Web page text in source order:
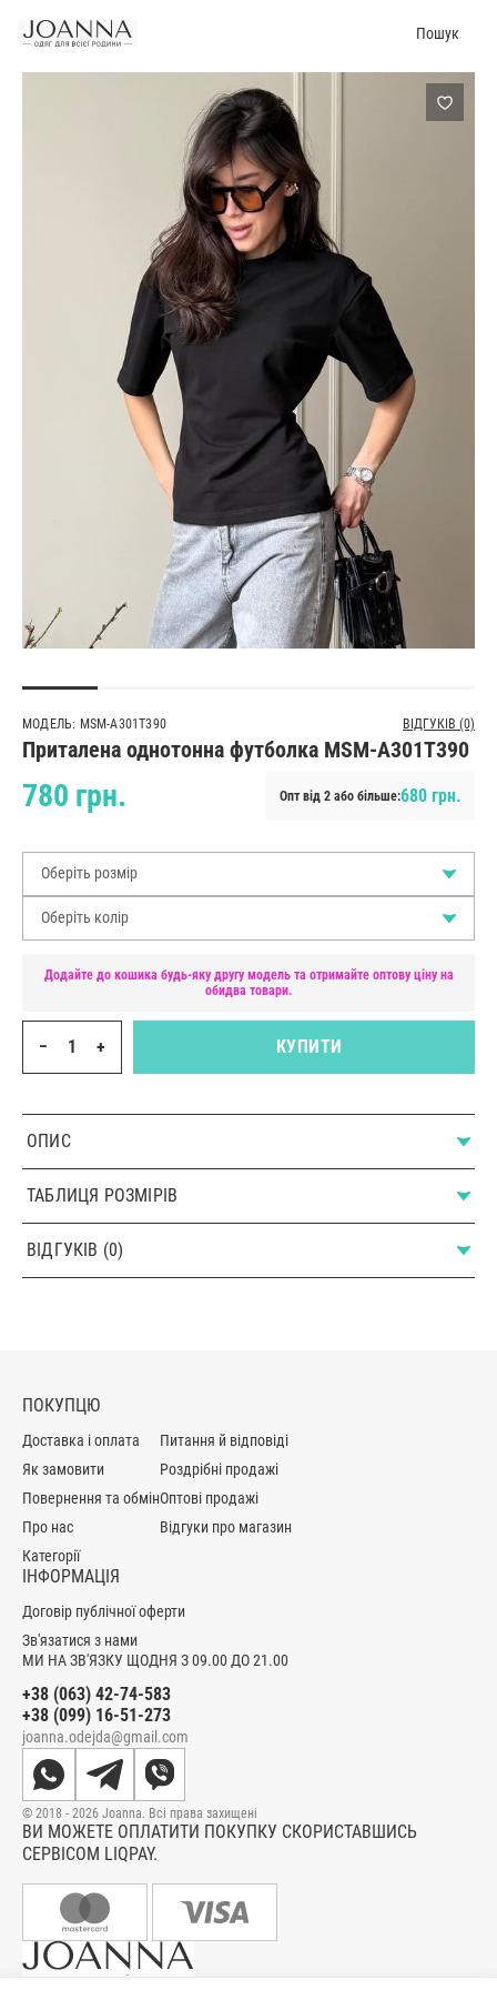
Пошук
МОДЕЛЬ: MSM-A301T390 ВІДГУКІВ (0)
Приталена однотонна футболка MSM-A301T390
780 грн. Опт від 2 або більше:680 грн.
Оберіть розмір
Оберіть колір
Додайте до кошика будь-яку другу модель та отримайте оптову ціну на
обидва товари.
− + КУПИТИ
ОПИС
ТАБЛИЦЯ РОЗМІРІВ
ВІДГУКІВ (0)
МИ НА ЗВ'ЯЗКУ ЩОДНЯ З 09.00 ДО 21.00
+38 (063) 42-74-583
+38 (099) 16-51-273
joanna.odejda@gmail.com
ПОКУПЦЮ
Доставка і оплата
Як замовити
Повернення та обмін
Про нас
Категорії
Питання й відповіді
Роздрібні продажі
Оптові продажі
Відгуки про магазин
ІНФОРМАЦІЯ
Договір публічної оферти
Зв'язатися з нами
ВИ МОЖЕТЕ ОПЛАТИТИ ПОКУПКУ СКОРИСТАВШИСЬ
СЕРВІСОМ LIQPAY.
© 2018 - 2026 Joanna. Всі права захищені